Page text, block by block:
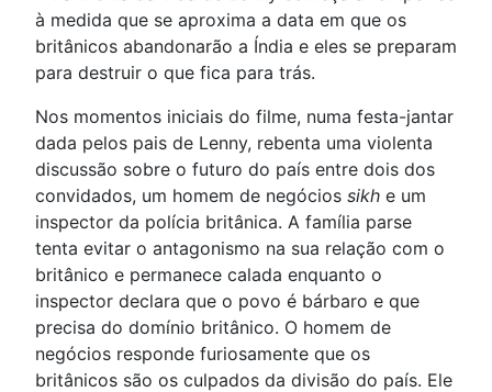
à medida que se aproxima a data em que os
britânicos abandonarão a Índia e eles se preparam
para destruir o que fica para trás.
Nos momentos iniciais do filme, numa festa-jantar
dada pelos pais de Lenny, rebenta uma violenta
discussão sobre o futuro do país entre dois dos
convidados, um homem de negócios sikh e um
inspector da polícia britânica. A família parse
tenta evitar o antagonismo na sua relação com o
britânico e permanece calada enquanto o
inspector declara que o povo é bárbaro e que
precisa do domínio britânico. O homem de
negócios responde furiosamente que os
britânicos são os culpados da divisão do país. Ele